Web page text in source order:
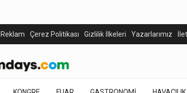
Reklam Çerez Politikası Gizlilik İlkeleri Yazarlarımız